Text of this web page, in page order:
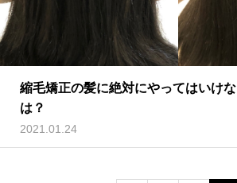
縮毛矯正の髪に絶対にやってはいけ
は？
2021.01.24